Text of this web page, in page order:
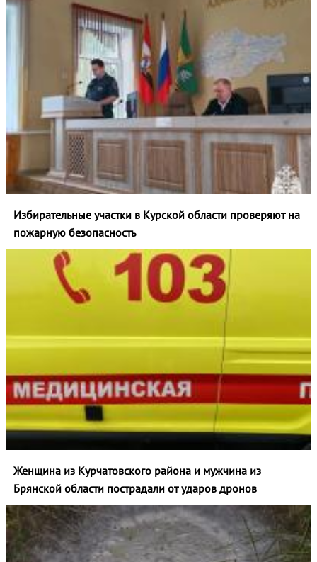
Избирательные участки в Курской области проверяют на
пожарную безопасность
Женщина из Курчатовского района и мужчина из
Брянской области пострадали от ударов дронов